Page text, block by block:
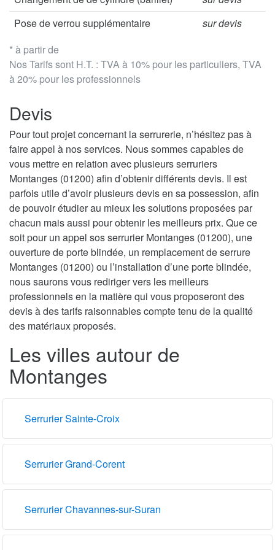
* à partir de
Nos Tarifs sont H.T. : TVA à 10% pour les particuliers, TVA
à 20% pour les professionnels
Pose de verrou supplémentaire
sur devis
Devis
Pour tout projet concernant la serrurerie, n’hésitez pas à
faire appel à nos services. Nous sommes capables de
vous mettre en relation avec plusieurs serruriers
Montanges (01200) afin d’obtenir différents devis. Il est
parfois utile d’avoir plusieurs devis en sa possession, afin
de pouvoir étudier au mieux les solutions proposées par
chacun mais aussi pour obtenir les meilleurs prix. Que ce
soit pour un appel sos serrurier Montanges (01200), une
ouverture de porte blindée, un remplacement de serrure
Montanges (01200) ou l’installation d’une porte blindée,
nous saurons vous rediriger vers les meilleurs
professionnels en la matière qui vous proposeront des
devis à des tarifs raisonnables compte tenu de la qualité
des matériaux proposés.
Les villes autour de
Montanges
Serrurier Sainte-Croix
Serrurier Grand-Corent
Serrurier Chavannes-sur-Suran